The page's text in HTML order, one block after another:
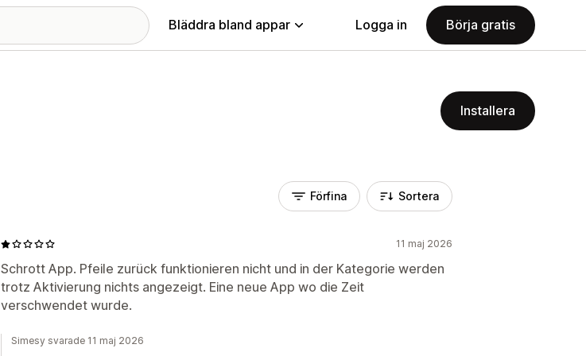
Bläddra bland appar Logga in Börja gratis
Installera
Förfina Sortera
11 maj 2026
Schrott App. Pfeile zurück funktionieren nicht und in der Kategorie werden
trotz Aktivierung nichts angezeigt. Eine neue App wo die Zeit
verschwendet wurde.
Simesy svarade 11 maj 2026